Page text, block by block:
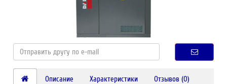
Описание Характеристики Отзывов (0)